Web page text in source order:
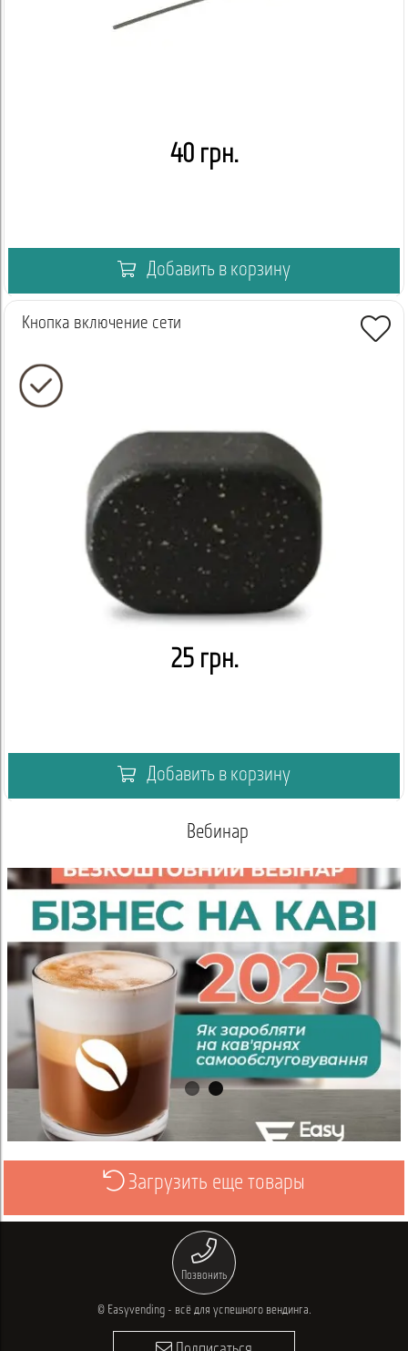
40 грн.
Добавить в корзину
Кнопка включение сети
25 грн.
Добавить в корзину
Вебинар
Просмотреть
Загрузить еще товары
Позвонить
© Easyvending - всё для успешного вендинга.